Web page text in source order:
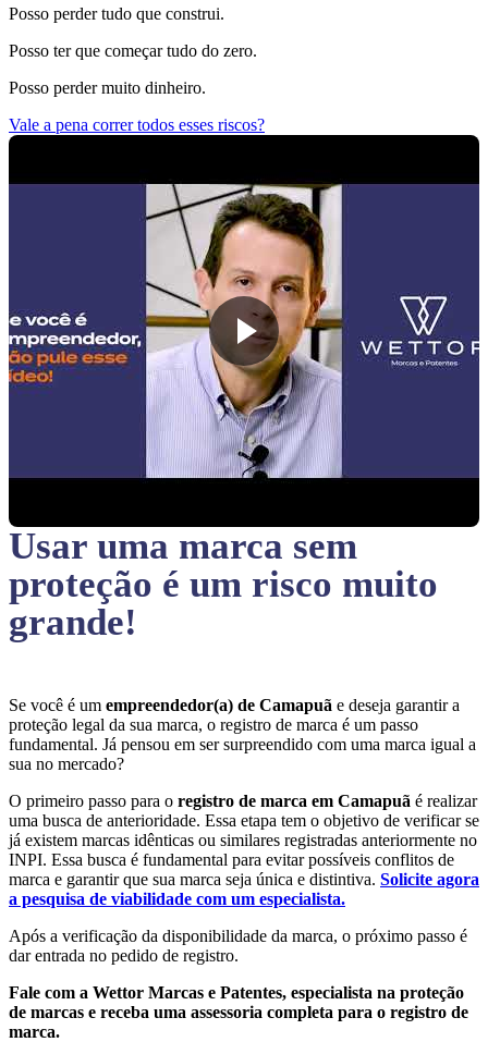
Posso perder tudo que construi.
Posso ter que começar tudo do zero.
Posso perder muito dinheiro.
Vale a pena correr todos esses riscos?
Usar uma marca sem
proteção é um risco muito
grande!
Se você é um empreendedor(a) de Camapuã e deseja garantir a
proteção legal da sua marca, o registro de marca é um passo
fundamental. Já pensou em ser surpreendido com uma marca igual a
sua no mercado?
O primeiro passo para o registro de marca em Camapuã é realizar
uma busca de anterioridade. Essa etapa tem o objetivo de verificar se
já existem marcas idênticas ou similares registradas anteriormente no
INPI. Essa busca é fundamental para evitar possíveis conflitos de
marca e garantir que sua marca seja única e distintiva. Solicite agora
a pesquisa de viabilidade com um especialista.
Após a verificação da disponibilidade da marca, o próximo passo é
dar entrada no pedido de registro.
Fale com a Wettor Marcas e Patentes, especialista na proteção
de marcas e receba uma assessoria completa para o registro de
marca.